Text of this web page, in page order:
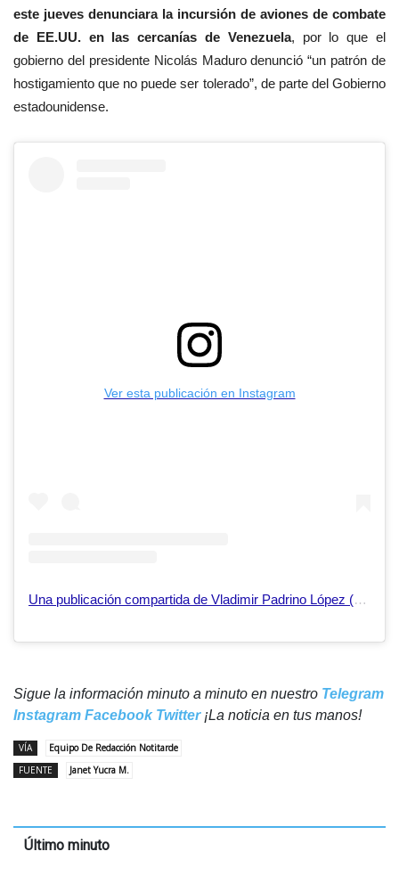
este jueves denunciara la incursión de aviones de combate
de EE.UU. en las cercanías de Venezuela, por lo que el
gobierno del presidente Nicolás Maduro denunció “un patrón de
hostigamiento que no puede ser tolerado”, de parte del Gobierno
estadounidense.
Ver esta publicación en Instagram
Una publicación compartida de Vladimir Padrino López (@padrinovladimir)
Sigue la información minuto a minuto en nuestro Telegram
Instagram Facebook Twitter¡La noticia en tus manos!
VÍA
Equipo De Redacción Notitarde
FUENTE
Janet Yucra M.
Último minuto